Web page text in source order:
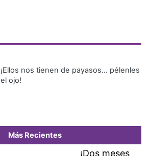
¡Ellos nos tienen de payasos… pélenles
el ojo!
Más Recientes
¡Dos meses